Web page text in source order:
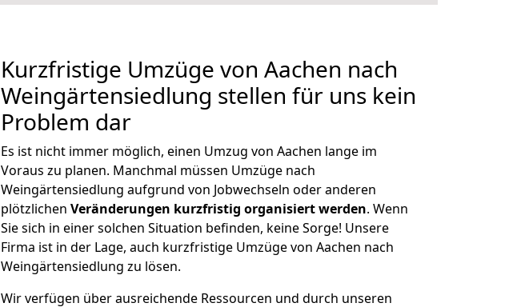
Kurzfristige Umzüge von Aachen nach
Weingärtensiedlung stellen für uns kein
Problem dar
Es ist nicht immer möglich, einen Umzug von Aachen lange im
Voraus zu planen. Manchmal müssen Umzüge nach
Weingärtensiedlung aufgrund von Jobwechseln oder anderen
plötzlichen Veränderungen kurzfristig organisiert werden. Wenn
Sie sich in einer solchen Situation befinden, keine Sorge! Unsere
Firma ist in der Lage, auch kurzfristige Umzüge von Aachen nach
Weingärtensiedlung zu lösen.
Wir verfügen über ausreichende Ressourcen und durch unseren